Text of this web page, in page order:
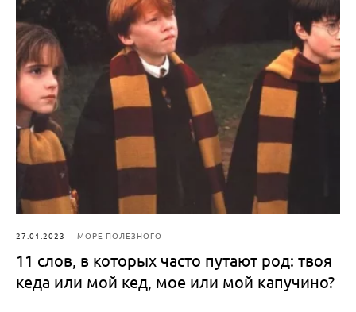
27.01.2023 МОРЕ ПОЛЕЗНОГО
11 слов, в которых часто путают род: твоя
кеда или мой кед, мое или мой капучино?